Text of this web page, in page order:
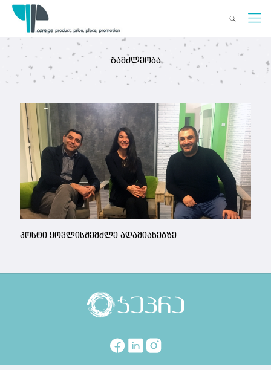
გამძლეობა
პოსტი ყოვლისშემძლე ადამიანებზე